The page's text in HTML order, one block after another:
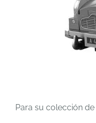
Para su colección de